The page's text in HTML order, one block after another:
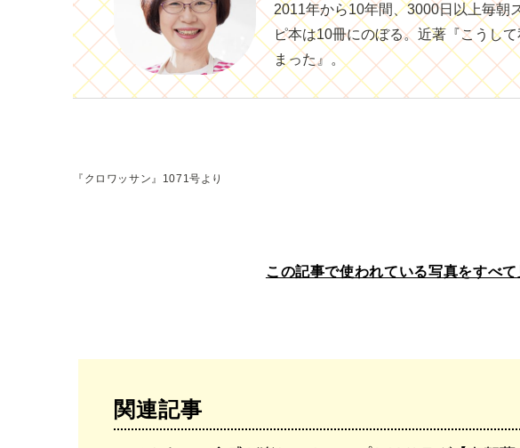
2011年から10年間、3000日以上毎朝
ピ本は10冊にのぼる。近著『こうし
まった』。
『クロワッサン』1071号より
この記事で使われている写真をすべて
関連記事